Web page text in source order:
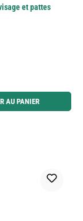
et pattes
pour augmenter ou
AU PANIER